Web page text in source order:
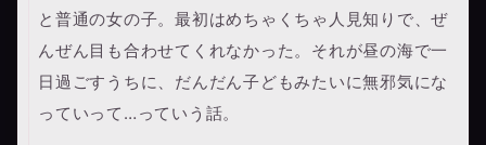
と普通の女の子。最初はめちゃくちゃ人見知りで、ぜ
んぜん目も合わせてくれなかった。それが昼の海で一
日過ごすうちに、だんだん子どもみたいに無邪気にな
っていって…っていう話。